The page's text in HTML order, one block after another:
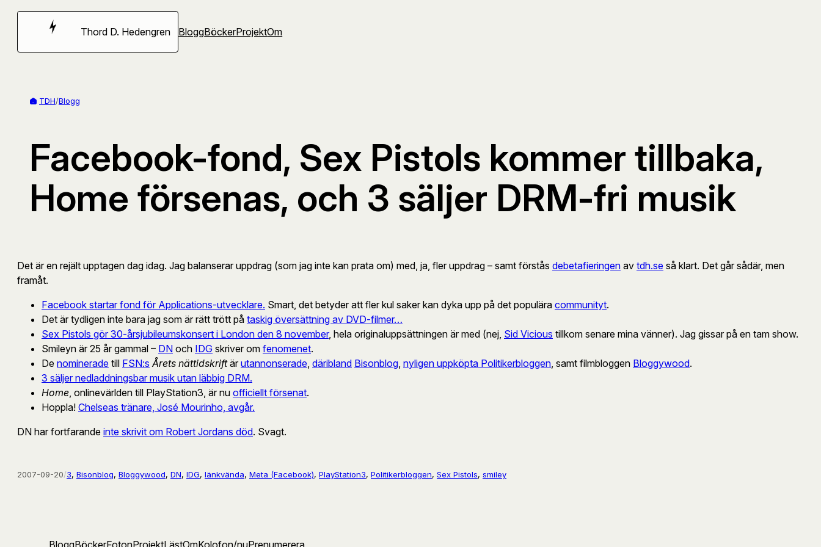
Hoppa
Thord D. Hedengren BloggBöckerProjektOm
TDH/Blogg
Facebook-fond, Sex Pistols kommer tillbaka,
Home försenas, och 3 säljer DRM-fri musik
Det är en rejält upptagen dag idag. Jag balanserar uppdrag (som jag inte kan prata om) med, ja, fler uppdrag – samt förstås debetafieringen av tdh.se så klart. Det går sådär, men
framåt.
Facebook startar fond för Applications-utvecklare. Smart, det betyder att fler kul saker kan dyka upp på det populära communityt.
Det är tydligen inte bara jag som är rätt trött på taskig översättning av DVD-filmer…
Sex Pistols gör 30-årsjubileumskonsert i London den 8 november, hela originaluppsättningen är med (nej, Sid Vicious tillkom senare mina vänner). Jag gissar på en tam show.
Smileyn är 25 år gammal – DN och IDG skriver om fenomenet.
De nominerade till FSN:s Årets nättidskriftär utannonserade däribland Bisonblog nyligen uppköpta Politikerbloggen , samt filmbloggen Bloggywood.
3 säljer nedladdningsbar musik utan läbbig DRM.
Home , onlinevärlden till PlayStation3, är nu officiellt försenat.
Hoppla! Chelseas tränare, José Mourinho, avgår.
DN har fortfarande inte skrivit om Robert Jordans död. Svagt.
2007-09-20/3, Bisonblog, Bloggywood, DN, IDG, länkvända, Meta (Facebook), PlayStation3, Politikerbloggen, Sex Pistols, smiley
BloggBöckerFotonProjektLästOmKolofon/nuPrenumerera